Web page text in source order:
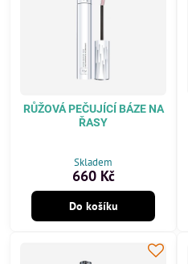
RŮŽOVÁ PEČUJÍCÍ BÁZE NA
ŘASY
Skladem
660 Kč
Do košíku